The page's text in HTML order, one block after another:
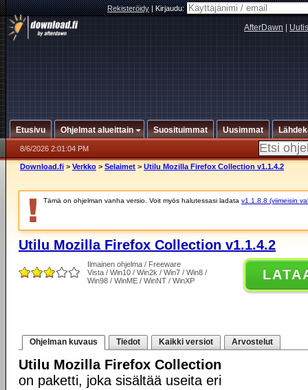
Rekisteröidy|Kirjaudu:
AfterDawn
Etusivu Ohjelmat alueittain Suosituimmat Uusimmat
8/6/2026 2:01:04 PM
Download.fi > Verkko > Selaimet > Utilu Mozilla Firefox Collection v1.1.4.2
Tämä on ohjelman vanha versio. Voit myös halutessasi ladata v1.1.8.8 (viimeisin
Utilu Mozilla Firefox Collection v1.1.4.2
Ilmainen ohjelma / Freeware
Vista / Win10 / Win2k / Win7 / Win8 /
Win98 / WinME / WinNT / WinXP
Ohjelman kuvaus Tiedot Kaikki versiot Arvostelut
Utilu Mozilla Firefox Collection
on paketti, joka sisältää useita eri